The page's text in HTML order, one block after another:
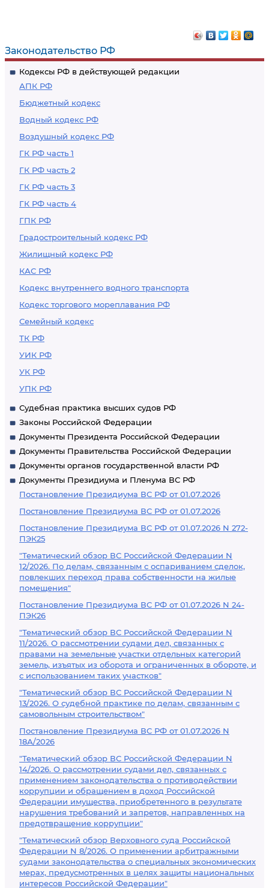
Законодательство РФ
Кодексы РФ в действующей редакции
АПК РФ
Бюджетный кодекс
Водный кодекс РФ
Воздушный кодекс РФ
ГК РФ часть 1
ГК РФ часть 2
ГК РФ часть 3
ГК РФ часть 4
ГПК РФ
Градостроительный кодекс РФ
Жилищный кодекс РФ
КАС РФ
Кодекс внутреннего водного транспорта
Кодекс торгового мореплавания РФ
Семейный кодекс
ТК РФ
УИК РФ
УК РФ
УПК РФ
Судебная практика высших судов РФ
Законы Российской Федерации
Документы Президента Российской Федерации
Документы Правительства Российской Федерации
Документы органов государственной власти РФ
Документы Президиума и Пленума ВС РФ
Постановление Президиума ВС РФ от 01.07.2026
Постановление Президиума ВС РФ от 01.07.2026
Постановление Президиума ВС РФ от 01.07.2026 N 272-
ПЭК25
"Тематический обзор ВС Российской Федерации N
12/2026. По делам, связанным с оспариванием сделок,
повлекших переход права собственности на жилые
помещения"
Постановление Президиума ВС РФ от 01.07.2026 N 24-
ПЭК26
"Тематический обзор ВС Российской Федерации N
11/2026. О рассмотрении судами дел, связанных с
правами на земельные участки отдельных категорий
земель, изъятых из оборота и ограниченных в обороте, и
с использованием таких участков"
"Тематический обзор ВС Российской Федерации N
13/2026. О судебной практике по делам, связанным с
самовольным строительством"
Постановление Президиума ВС РФ от 01.07.2026 N
18А/2026
"Тематический обзор ВС Российской Федерации N
14/2026. О рассмотрении судами дел, связанных с
применением законодательства о противодействии
коррупции и обращением в доход Российской
Федерации имущества, приобретенного в результате
нарушения требований и запретов, направленных на
предотвращение коррупции"
"Тематический обзор Верховного суда Российской
Федерации N 8/2026. О применении арбитражными
судами законодательства о специальных экономических
мерах, предусмотренных в целях защиты национальных
интересов Российской Федерации"